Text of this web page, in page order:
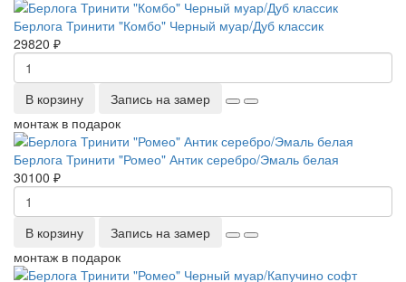
Берлога Тринити "Комбо" Черный муар/Дуб классик
29820 ₽
В корзину
Запись на замер
монтаж в подарок
Берлога Тринити "Ромео" Антик серебро/Эмаль белая
30100 ₽
В корзину
Запись на замер
монтаж в подарок